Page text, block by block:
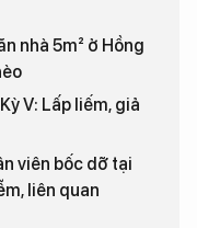
nhà 5m² ở Hồng
V: Lấp liếm, giả
viên bốc dỡ tại
liên quan